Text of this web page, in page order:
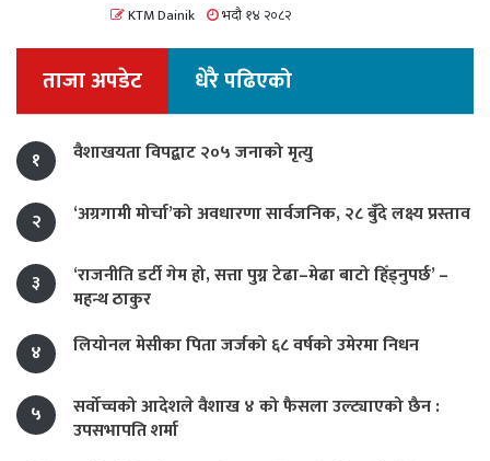
KTM Dainik भदौ १४ २०८२
ताजा अपडेट धेरै पढिएको
१ वैशाखयता विपद्बाट २०५ जनाको मृत्यु
२ ‘अग्रगामी मोर्चा’को अवधारणा सार्वजनिक, २८ बुँदे लक्ष्य प्रस्ताव
३
‘राजनीति डर्टी गेम हो, सत्ता पुग्न टेढा–मेढा बाटो हिँड्नुपर्छ’ –
महन्थ ठाकुर
४
लियोनल मेसीका पिता जर्जको ६८ वर्षको उमेरमा निधन
५
सर्वोच्चको आदेशले वैशाख ४ को फैसला उल्ट्याएको छैन :
उपसभापति शर्मा